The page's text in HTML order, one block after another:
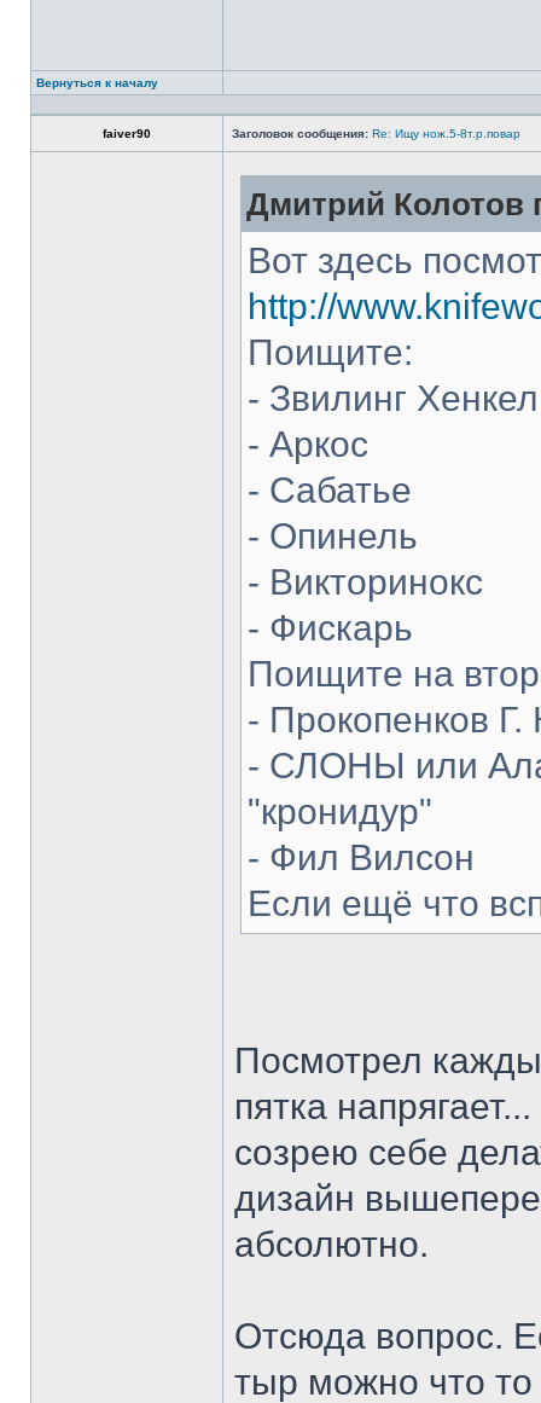
Вернуться к началу
faiver90 Заголовок сообщения: Re: Ищу нож.5-8т.р.повар
Дмитрий Колотов
Вот здесь
http://
Поищите:
- Звилинг
- Аркос
- Сабатье
- Опинель
- Викторинокс
- Фискарь
Поищите на
- Прокопенков Г.
- СЛОНЫ или
"кронидур"
- Фил Вилсон
Если ещё что
Посмотрел
пятка
созрею себе
дизайн
абсолютно.
Отсюда вопрос.
тыр можно что